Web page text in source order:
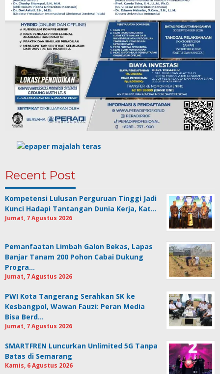
Recent Post
Kompetensi Lulusan Perguruan Tinggi Jadi
Kunci Hadapi Tantangan Dunia Kerja, Kat…
Jumat, 7 Agustus 2026
Pemanfaatan Limbah Galon Bekas, Lapas
Banjar Tanam 200 Pohon Cabai Dukung
Progra…
Jumat, 7 Agustus 2026
PWI Kota Tangerang Serahkan SK ke
Kesbangpol, Wawan Fauzi: Peran Media
Bisa Berd…
Jumat, 7 Agustus 2026
SMARTFREN Luncurkan Unlimited 5G Tanpa
Batas di Semarang
Kamis, 6 Agustus 2026